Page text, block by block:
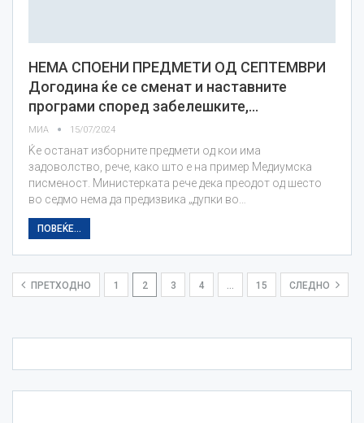
НЕМА СПОЕНИ ПРЕДМЕТИ ОД СЕПТЕМВРИ
Догодина ќе се сменат и наставните
програми според забелешките,…
МИА 15/07/2024
Ќе останат изборните предмети од кои има
задоволство, рече, како што е на пример Медиумска
писменост. Министерката рече дека преодот од шесто
во седмо нема да предизвика „дупки во…
ПОВЕЌЕ...
ПРЕТХОДНО 1 2 3 4 15 СЛЕДНО